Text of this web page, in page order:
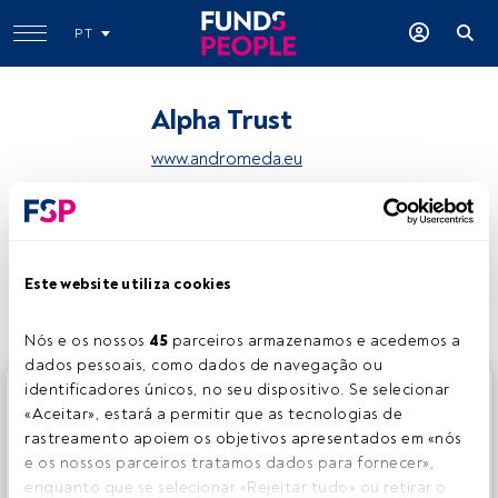
Este website utiliza cookies
Nós e os nossos 45 parceiros armazenamos e acedemos a
dados pessoais, como dados de navegação ou
identificadores únicos, no seu dispositivo. Se selecionar
«Aceitar», estará a permitir que as tecnologias de
rastreamento apoiem os objetivos apresentados em «nós
e os nossos parceiros tratamos dados para fornecer»,
enquanto que se selecionar «Rejeitar tudo» ou retirar o
PT
Alpha Trust
www.andromeda.eu
Este é um artigo exclusivo para os utilizadores registados
da FundsPeople. Se já estiver registado, aceda através do
botão Login. Se ainda não tem conta, convidamo-lo a
registar-se e a desfrutar de todo o universo que a
FundsPeople oferece.